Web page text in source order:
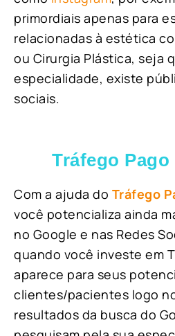
primordiais apenas para
relacionadas à estética
ou Cirurgia Plástica, seja
especialidade, existe
sociais.
Tráfego Pago
Com a ajuda do Tráfego
você potencializa ainda
no Google e nas Redes
quando você investe em
aparece para seus
clientes/pacientes logo
resultados da busca do